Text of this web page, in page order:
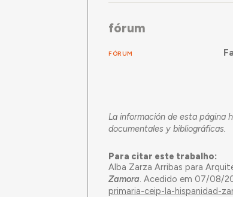
fórum
FÓRUM
La información de esta página
documentales y bibliográficas.
Para citar este trabalho:
Alba Zarza Arribas para
Zamora . Acedido em 07/08/
primaria-ceip-la-hispanidad-